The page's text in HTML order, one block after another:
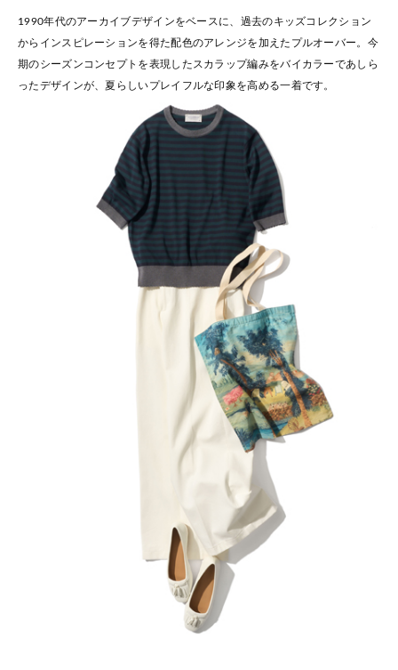
1990年代のアーカイブデザインをベースに、過去のキッズコレクション
からインスピレーションを得た配色のアレンジを加えたプルオーバー。今
期のシーズンコンセプトを表現したスカラップ編みをバイカラーであしら
ったデザインが、夏らしいプレイフルな印象を高める一着です。